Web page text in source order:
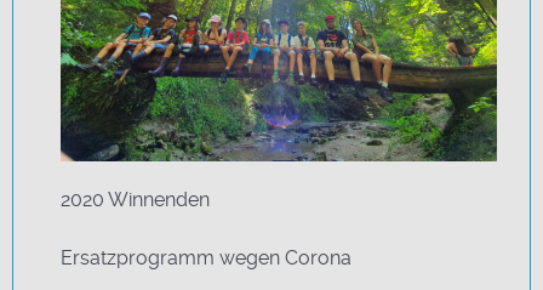
2020 Winnenden
Ersatzprogramm wegen Corona